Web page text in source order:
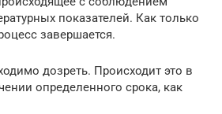
показателей. Как только
завершается.
дозреть. Происходит это в
определенного срока, как